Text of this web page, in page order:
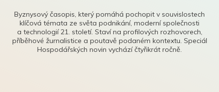
Byznysový časopis, který pomáhá pochopit v souvislostech
klíčová témata ze světa podnikání, moderní společnosti
a technologií 21. století. Staví na profilových rozhovorech,
příběhové žurnalistice a poutavě podaném kontextu. Speciál
Hospodářských novin vychází čtyřikrát ročně.